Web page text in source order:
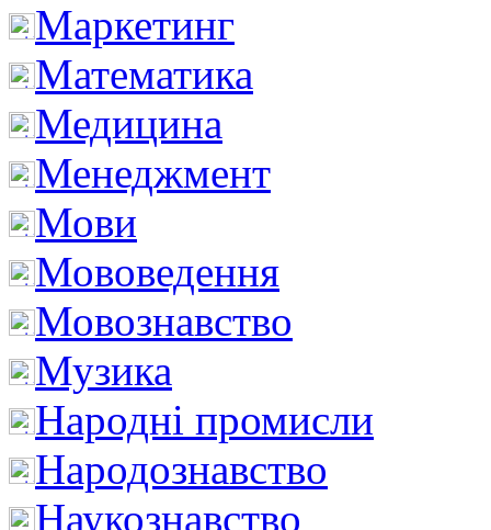
Маркетинг
Математика
Медицина
Менеджмент
Мови
Мововедення
Мовознавство
Музика
Народні промисли
Народознавство
Наукознавство